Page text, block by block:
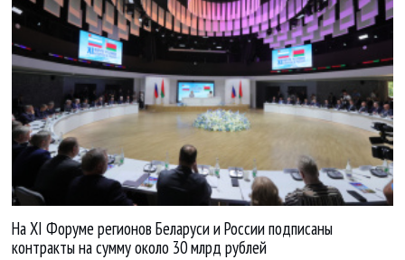
На XI Форуме регионов Беларуси и России подписаны
контракты на сумму около 30 млрд рублей